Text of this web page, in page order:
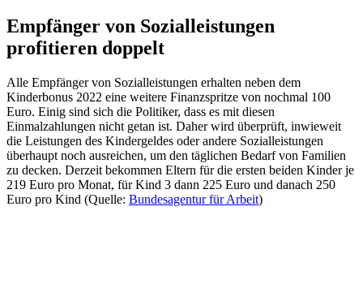
Empfänger von Sozialleistungen
profitieren doppelt
Alle Empfänger von Sozialleistungen erhalten neben dem
Kinderbonus 2022 eine weitere Finanzspritze von nochmal 100
Euro. Einig sind sich die Politiker, dass es mit diesen
Einmalzahlungen nicht getan ist. Daher wird überprüft, inwieweit
die Leistungen des Kindergeldes oder andere Sozialleistungen
überhaupt noch ausreichen, um den täglichen Bedarf von Familien
zu decken. Derzeit bekommen Eltern für die ersten beiden Kinder je
219 Euro pro Monat, für Kind 3 dann 225 Euro und danach 250
Euro pro Kind (Quelle: Bundesagentur für Arbeit)